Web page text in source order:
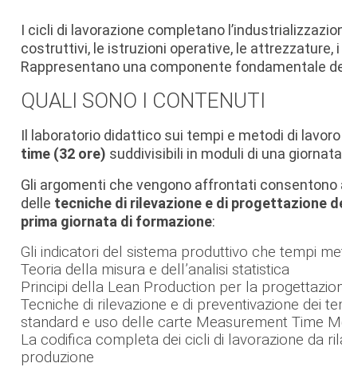
I cicli di lavorazione completano
costruttivi, le istruzioni operative, le attrezzature,
Rappresentano una componente fondamentale
QUALI SONO I CONTENUTI
Il laboratorio didattico sui tempi e metodi di
time (32 ore) suddivisibili in moduli di una
Gli argomenti che vengono affrontati consentono
delle tecniche di rilevazione e di progettazione
prima giornata di formazione:
Gli indicatori del sistema produttivo che tempi
Teoria della misura e dell’analisi statistica
Principi della Lean Production per la
Tecniche di rilevazione e di preventivazione dei
standard e uso delle carte Measurement Time
La codifica completa dei cicli di lavorazione da
produzione